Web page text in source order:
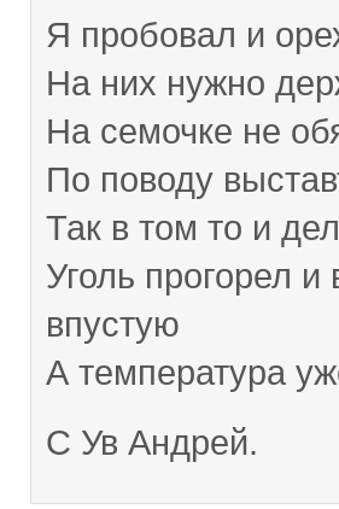
Я пробовал и
На них нужно
На семочке не
По поводу
Так в том то и
Уголь прогорел и
впустую
А температура
С Ув Андрей.